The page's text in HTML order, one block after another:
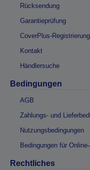
Rücksendung
Garantieprüfung
CoverPlus-Registrierung
Kontakt
Händlersuche
Bedingungen
AGB
Zahlungs- und
Nutzungsbedingungen
Bedingungen für
Rechtliches